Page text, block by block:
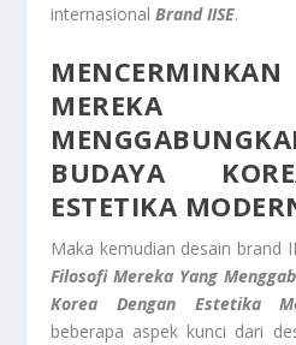
internasional Brand IISE.
BUDAYA
ESTETIKA
Maka kemudian desain brand
Filosofi Mereka Yang
Korea Dengan Estetika
beberapa aspek kunci dari